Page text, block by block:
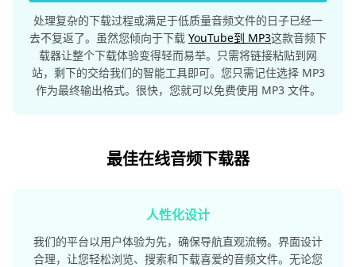
处理复杂的下载过程或满足于低质量音频文件的日子已经一
去不复返了。虽然您倾向于下载 YouTube到 MP3这款音频下
载器让整个下载体验变得轻而易举。只需将链接粘贴到网
站，剩下的交给我们的智能工具即可。您只需记住选择 MP3
作为最终输出格式。很快，您就可以免费使用 MP3 文件。
最佳在线音频下载器
人性化设计
我们的平台以用户体验为先，确保导航直观流畅。界面设计
合理，让您轻松浏览、搜索和下载喜爱的音频文件。无论您